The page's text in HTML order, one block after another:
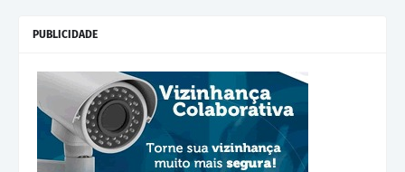
PUBLICIDADE